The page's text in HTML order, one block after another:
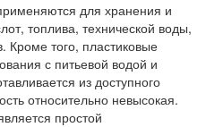
для хранения и
топлива, технической воды,
Кроме того, пластиковые
с питьевой водой и
из доступного
относительно невысокая.
простой